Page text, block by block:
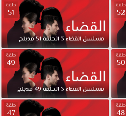
حلقة
52
حلقة
51
مسلسلالقضاء3 الحلقة51مدبلج
حلقة
50
حلقة
49
مسلسلالقضاء3 الحلقة49مدبلج
حلقة
48
حلقة
47